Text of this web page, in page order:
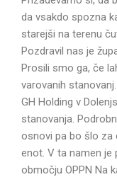
da vsakdo spozna
starejši na terenu
Pozdravil nas je
Prosili smo ga, če
varovanih
GH Holding v
stanovanja.
osnovi pa bo šlo za
enot. V ta namen je
območju OPPN Na